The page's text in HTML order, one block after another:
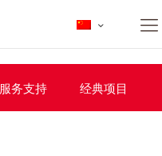
服务支持 经典项目